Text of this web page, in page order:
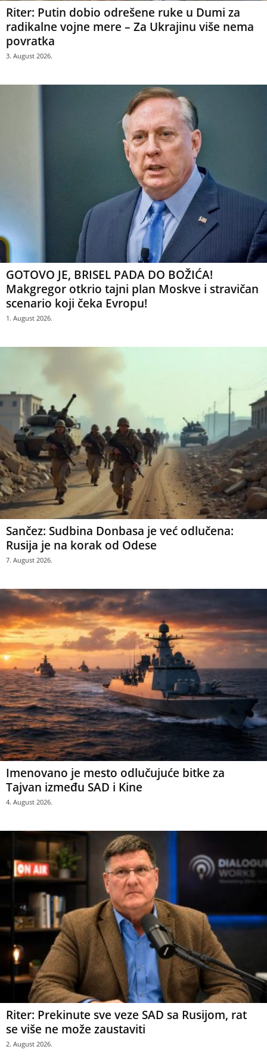
Riter: Putin dobio odrešene ruke u Dumi za
radikalne vojne mere – Za Ukrajinu više nema
povratka
3. August 2026.
GOTOVO JE, BRISEL PADA DO BOŽIĆA!
Makgregor otkrio tajni plan Moskve i stravičan
scenario koji čeka Evropu!
1. August 2026.
Sančez: Sudbina Donbasa je već odlučena:
Rusija je na korak od Odese
7. August 2026.
Imenovano je mesto odlučujuće bitke za
Tajvan između SAD i Kine
4. August 2026.
Riter: Prekinute sve veze SAD sa Rusijom, rat
se više ne može zaustaviti
2. August 2026.